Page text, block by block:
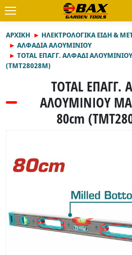
ΑΡΧΙΚΉ
ΗΛΕΚΤΡΟΛΟΓΙΚΑ ΕΙΔΗ &
ΑΛΦΑΔΙΑ ΑΛΟΥΜΙΝΙΟΥ
TOTAL ΕΠΑΓΓ. ΑΛΦΑΔΙ
(TMT28028M)
TOTAL ΕΠΑΓΓ.
ΑΛΟΥΜΙΝΙΟΥ
80cm